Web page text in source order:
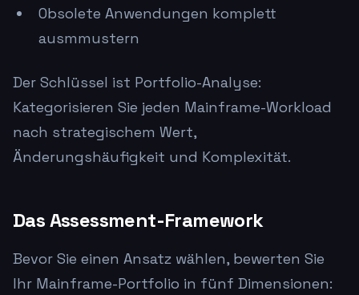
Obsolete Anwendungen komplett
ausmmustern
Der Schlüssel ist Portfolio-Analyse:
Kategorisieren Sie jeden Mainframe-Workload
nach strategischem Wert,
Änderungshäufigkeit und Komplexität.
Das Assessment-Framework
Bevor Sie einen Ansatz wählen, bewerten Sie
Ihr Mainframe-Portfolio in fünf Dimensionen: